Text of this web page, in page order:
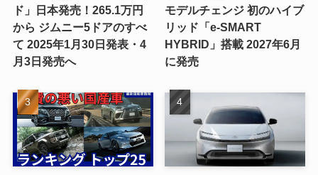
ド」日本発売！265.1万円
から ジムニー5ドアのすべ
て 2025年1月30日発表・4
月3日発売へ
モデルチェンジ 初のハイブ
リッド「e-SMART
HYBRID」搭載 2027年6月
に発売